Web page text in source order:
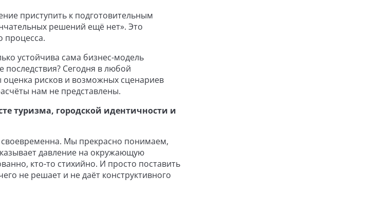
приступить к подготовительным
решений ещё нет». Это
процесса.
устойчива сама бизнес-модель
последствия? Сегодня в любой
рисков и возможных сценариев
нам не представлены.
туризма, городской идентичности и
своевременна. Мы прекрасно понимаем,
давление на окружающую
кто-то стихийно. И просто поставить
не решает и не даёт конструктивного